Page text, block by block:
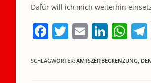
Dafür will ich mich weiterhin
F
c
T
itt
E
ai
Li
k
W
at
SCHLAGWÖRTER: AMTSZEITBEGRENZUNG,